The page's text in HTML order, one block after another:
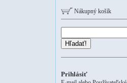
Nákupný košík
Hľadať!
Prihlásiť